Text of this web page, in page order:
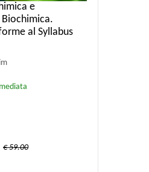
e
al Syllabus
€ 59.00